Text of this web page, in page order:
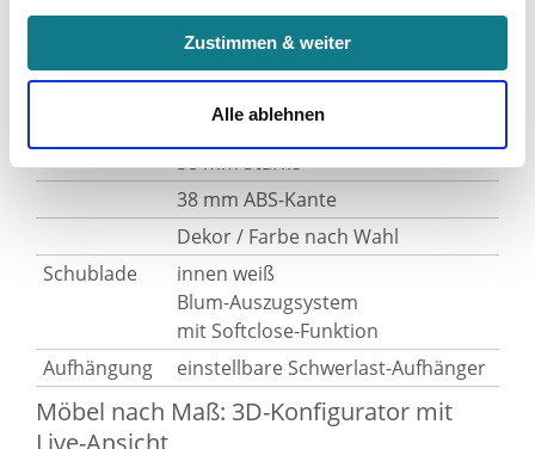
Indem Sie auf den Button "Zustimmen" klicken, willigen
zu den genannten Zwecken ein.
Ihre Einwilligung können Sie jederzeit mit Wirkung für die
Zukunft widerrufen. Am einfachsten ist es, wenn Sie dazu
unter "Cookies" Ihre getroffene Auswahl anpassen. Durch
den Widerruf der Einwilligung wird die vorherige
Verarbeitung nicht berührt.
Datenschutz
Zustimmen & weiter
Alle ablehnen
Holzdekorplatten mit
Melaminharz-
feuchtraumgeeignet
38 mm Stärke
38 mm ABS-Kante
Dekor / Farbe nach Wahl
Schublade
innen weiß
Blum-Auszugsystem
mit Softclose-Funktion
Aufhängung
einstellbare Schwerlast-Aufhänger
Möbel nach Maß: 3D-Konfigurator mit
Live-Ansicht